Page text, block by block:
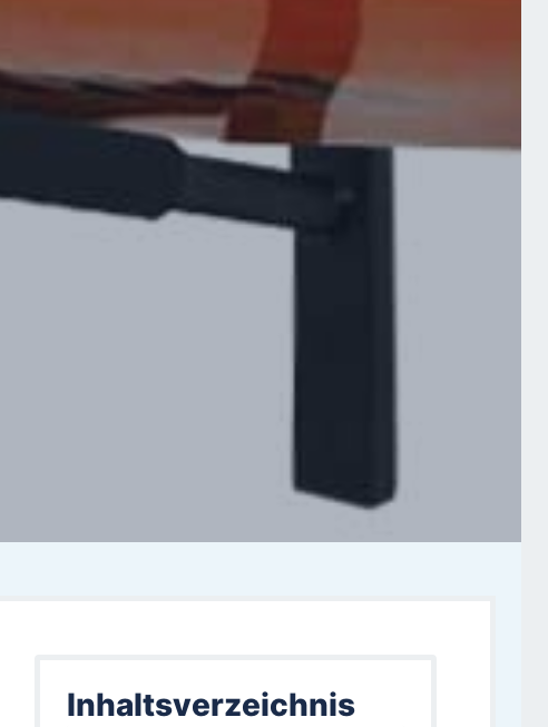
Inhaltsverzeichnis